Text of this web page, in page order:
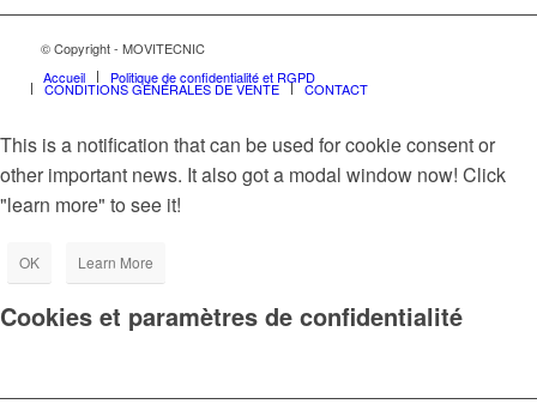
© Copyright - MOVITECNIC
Accueil
Politique de confidentialité et RGPD
CONDITIONS GÉNÉRALES DE VENTE CONTACT
This is a notification that can be used for cookie consent or
other important news. It also got a modal window now! Click
"learn more" to see it!
OK Learn More
Cookies et paramètres de confidentialité